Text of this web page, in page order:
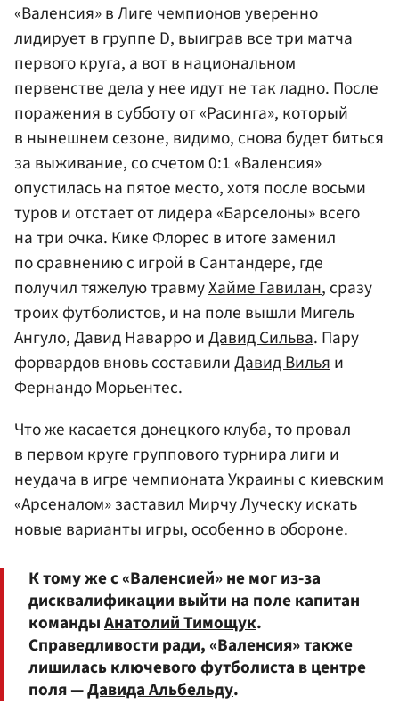
«Валенсия» в Лиге чемпионов уверенно
лидирует в группе D, выиграв все три матча
первого круга, а вот в национальном
первенстве дела у нее идут не так ладно. После
поражения в субботу от «Расинга», который
в нынешнем сезоне, видимо, снова будет биться
за выживание, со счетом 0:1 «Валенсия»
опустилась на пятое место, хотя после восьми
туров и отстает от лидера «Барселоны» всего
на три очка. Кике Флорес в итоге заменил
по сравнению с игрой в Сантандере, где
получил тяжелую травмуХайме Гавилан, сразу
троих футболистов, и на поле вышли Мигель
Ангуло, Давид Наварро иДавид Сильва. Пару
форвардов вновь составилиДавид Вильяи
Фернандо Морьентес.
Что же касается донецкого клуба, то провал
в первом круге группового турнира лиги и
неудача в игре чемпионата Украины с киевским
«Арсеналом» заставил Мирчу Луческу искать
новые варианты игры, особенно в обороне.
К тому же с «Валенсией» не мог из-за
дисквалификации выйти на поле капитан
командыАнатолий Тимощук.
Справедливости ради, «Валенсия» также
лишилась ключевого футболиста в центре
поля —Давида Альбельду.